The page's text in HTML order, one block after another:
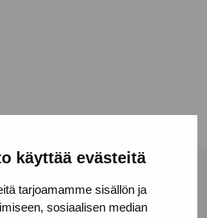
käyttää evästeitä
tarjoamamme sisällön ja
sosiaalisen median
Artibus